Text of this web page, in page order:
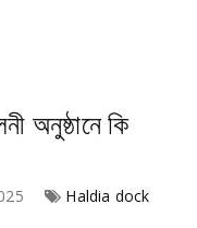
অনুষ্ঠানে কি
Haldia dock